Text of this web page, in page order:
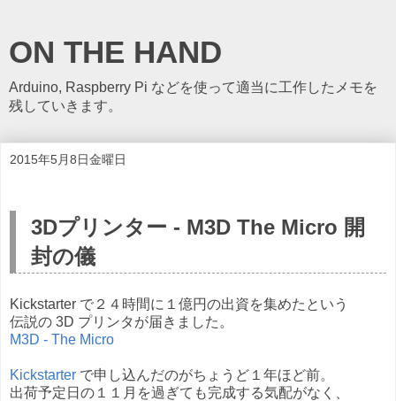
ON THE HAND
Arduino, Raspberry Pi などを使って適当に工作したメモを
残していきます。
2015年5月8日金曜日
3Dプリンター - M3D The Micro 開
封の儀
Kickstarter で２４時間に１億円の出資を集めたという
伝説の 3D プリンタが届きました。
M3D - The Micro
Kickstarter で申し込んだのがちょうど１年ほど前。
出荷予定日の１１月を過ぎても完成する気配がなく、